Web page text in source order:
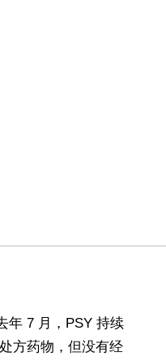
年 7 月，PSY 持续
方药物，但没有经